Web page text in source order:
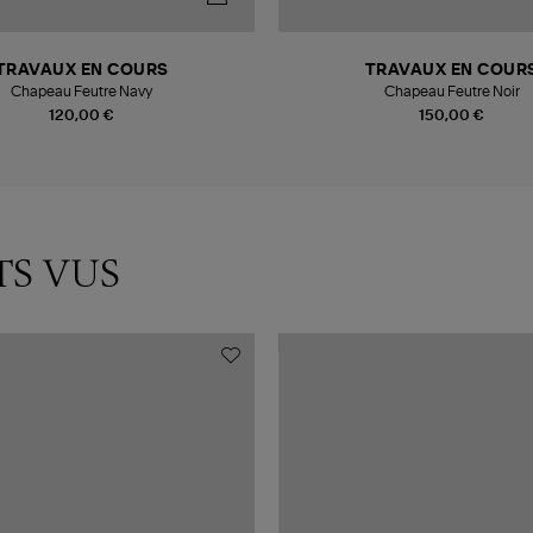
120,00 €
EN COURS
Chapeau Feutre Navy
150,00 €
TRAVAUX EN
Chapeau Feutre Noir
VUS